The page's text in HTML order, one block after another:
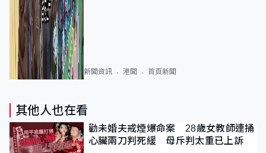
新聞資訊 港聞 首頁新聞
其他人也在看
勸未婚夫戒煙爆命案 28歲女教師連捅
心臟兩刀判死緩 母斥判太重已上訴